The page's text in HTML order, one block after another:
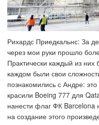
Рихардс Приедкальнс: За
через мои руки прошло
Практически каждый из
каждом были свои
познакомились с Андре:
красили Boeing 777 для
нанести флаг ФК
на создание этого